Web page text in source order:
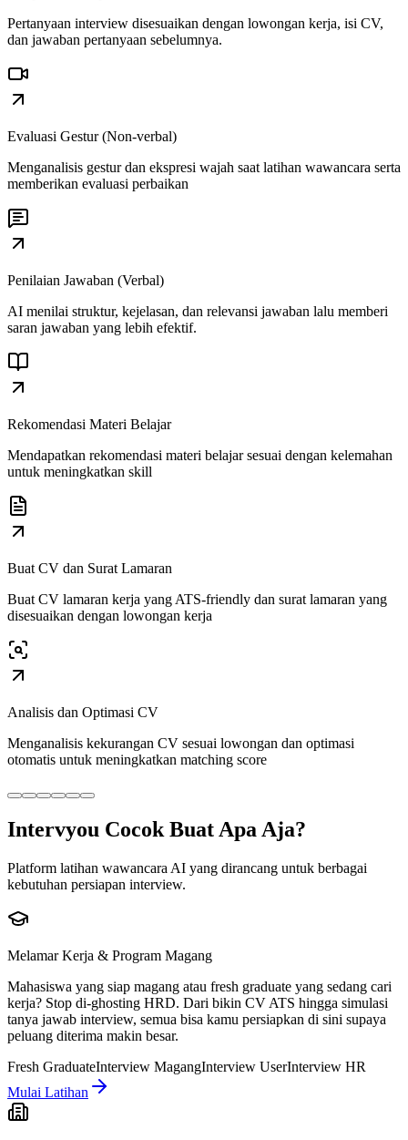
Pertanyaan interview disesuaikan dengan lowongan kerja, isi CV,
dan jawaban pertanyaan sebelumnya.
Evaluasi Gestur (Non-verbal)
Menganalisis gestur dan ekspresi wajah saat latihan wawancara serta
memberikan evaluasi perbaikan
Penilaian Jawaban (Verbal)
AI menilai struktur, kejelasan, dan relevansi jawaban lalu memberi
saran jawaban yang lebih efektif.
Rekomendasi Materi Belajar
Mendapatkan rekomendasi materi belajar sesuai dengan kelemahan
untuk meningkatkan skill
Buat CV dan Surat Lamaran
Buat CV lamaran kerja yang ATS‑friendly dan surat lamaran yang
disesuaikan dengan lowongan kerja
Analisis dan Optimasi CV
Menganalisis kekurangan CV sesuai lowongan dan optimasi
otomatis untuk meningkatkan matching score
Intervyou Cocok Buat Apa Aja?
Platform latihan wawancara AI yang dirancang untuk berbagai
kebutuhan persiapan interview.
Melamar Kerja & Program Magang
Mahasiswa yang siap magang atau fresh graduate yang sedang cari
kerja? Stop di-ghosting HRD. Dari bikin CV ATS hingga simulasi
tanya jawab interview, semua bisa kamu persiapkan di sini supaya
peluang diterima makin besar.
Fresh GraduateInterview MagangInterview UserInterview HR
Mulai Latihan